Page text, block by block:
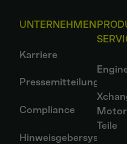
UNTERNEHMEN
Karriere
Pressemitteilungen
Compliance
Hinweisgebersystem
Teile